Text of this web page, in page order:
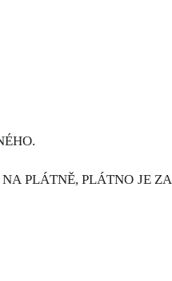
PLÁTNĚ, PLÁTNO JE